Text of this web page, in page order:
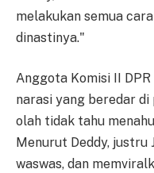
melakukan semua
dinastinya."
Anggota Komisi II
narasi yang beredar di
olah tidak tahu
Menurut Deddy, justru
waswas, dan